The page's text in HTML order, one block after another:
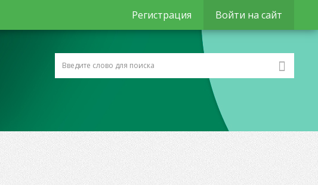
Регистрация Войти на сайт